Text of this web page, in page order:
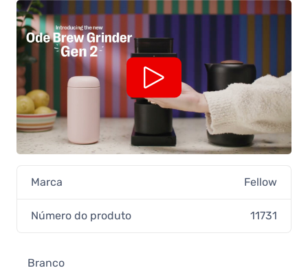
Marca Fellow
Número do produto 11731
Branco